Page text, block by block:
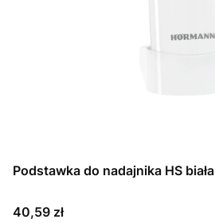
Podstawka do nadajnika HS biała
Cena
40,59 zł